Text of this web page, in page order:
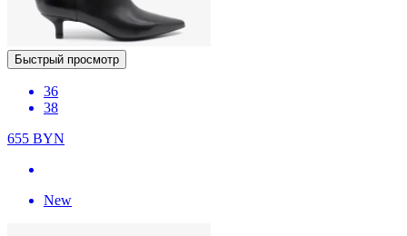
Быстрый просмотр
36
38
655 BYN
New